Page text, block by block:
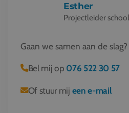
Esther
Projectleider
Gaan we samen aan de slag?
Bel mij op 076 522 30 57
Of stuur mij een e-mail